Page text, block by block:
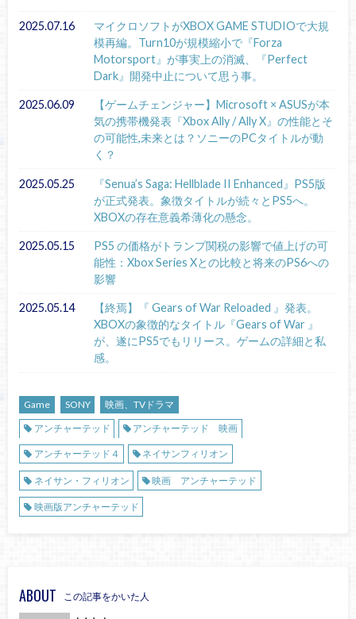
2025.07.16
マイクロソフトがXBOX GAME STUDIOで大規
模再編。Turn10が規模縮小で『Forza
Motorsport』が事実上の消滅、『Perfect
Dark』開発中止について思う事。
2025.06.09
【ゲームチェンジャー】Microsoft × ASUSが本
気の携帯機発表『Xbox Ally / Ally X』の性能とそ
の可能性,未来とは？ソニーのPCタイトルが動
く？
2025.05.25
『Senua’s Saga: Hellblade II Enhanced』PS5版
が正式発表。象徴タイトルが続々とPS5へ。
XBOXの存在意義希薄化の懸念。
2025.05.15
PS5 の価格がトランプ関税の影響で値上げの可
能性：Xbox Series Xとの比較と将来のPS6への
影響
2025.05.14
【終焉】『 Gears of War Reloaded 』発表。
XBOXの象徴的なタイトル『Gears of War 』
が、遂にPS5でもリリース。ゲームの詳細と私
感。
Game SONY
映画、TVドラマ
アンチャーテッド
アンチャーテッド 映画
アンチャーテッド４ ネイサンフィリオン
ネイサン・フィリオン 映画 アンチャーテッド
映画版アンチャーテッド
ABOUT この記事をかいた人